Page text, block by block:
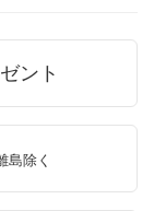
ント
島除く